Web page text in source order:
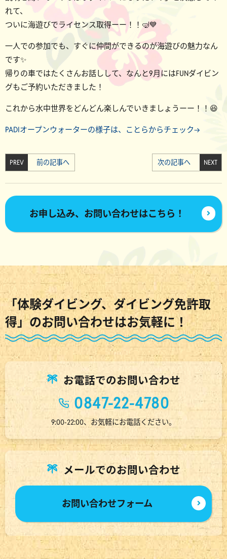
れて、
ついに海遊びでライセンス取得ーー！！🤿💙
一人での参加でも、すぐに仲間ができるのが海遊びの魅力なん
です✨
帰りの車ではたくさんお話しして、なんと9月にはFUNダイビン
グもご予約いただきました！
これから水中世界をどんどん楽しんでいきましょうーー！！😆
PADIオープンウォーターの様子は、ことらからチェック→
PREV 前の記事へ NEXT
次の記事へ
お申し込み、お問い合わせはこちら！
「体験ダイビング、ダイビング免許取
得」のお問い合わせはお気軽に！
お電話でのお問い合わせ
0847-22-4780
9:00-22:00、お気軽にお電話ください。
メールでのお問い合わせ
お問い合わせフォーム